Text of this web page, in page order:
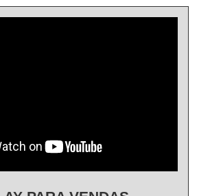
de itens como silk screen e
a ponta..